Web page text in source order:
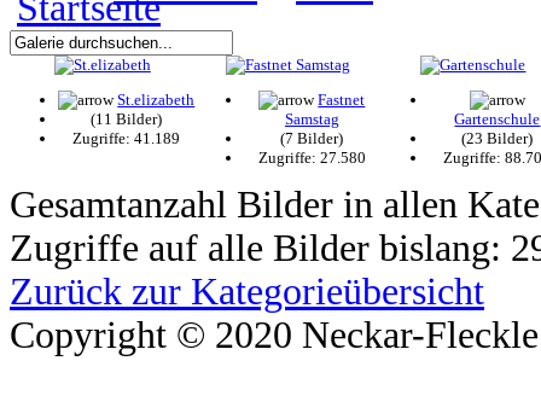
St.elizabeth
(11 Bilder)
Zugriffe: 41.189
Fastnet
Samstag
(7 Bilder)
Zugriffe: 27.580
Gartenschule
(23 Bilder)
Zugriffe:
Gesamtanzahl Bilder in allen
Zugriffe auf alle Bilder bislang:
Zurück zur Kategorieübersicht
Copyright © 2020 Neckar-